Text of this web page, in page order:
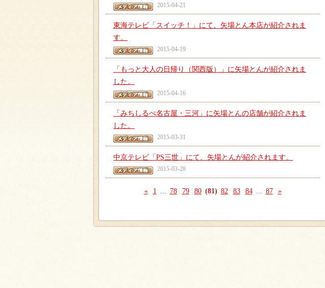
2015-04-21
東海テレビ「スイッチ！」にて、矢場とん本店が紹介されま
す。
2015-04-19
「もっと大人の日帰り（関西版）」に矢場とんが紹介されま
した。
2015-04-16
「みちしるべ名古屋・三河」に矢場とんの店舗が紹介されま
した。
2015-03-31
中京テレビ「PS三世」にて、矢場とんが紹介されます。
2015-03-28
« 1 ... 78 79 80 (81) 82 83 84 ... 87 »